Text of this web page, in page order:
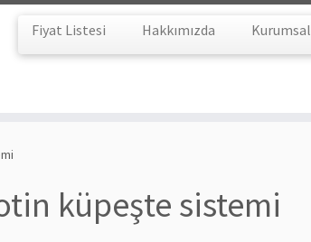
Fiyat Listesi Hakkımızda Kurumsal
küpeşte sistemi